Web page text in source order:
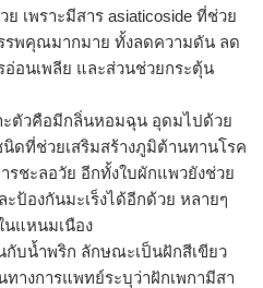
เพราะมีสาร asiaticoside ที่ช่วย
รพคุณมากมาย ทั้งลดความดัน ลด
อ่อนเพลีย และส่วนช่วยกระตุ้น
ตัวคือมีกลิ่นหอมฉุน อุดมไปด้วย
ดที่ช่วยเสริมสร้างภูมิต้านทานโรค
รชะลอวัย อีกทั้งใบผักแพวยังช่วย
ป้องกันมะเร็งได้อีกด้วย หลายๆ
นแหนมเนือง
บน้ำพริก ลักษณะเป็นฝักสีเขียว
างการแพทย์ระบุว่าฝักเพกามีสา